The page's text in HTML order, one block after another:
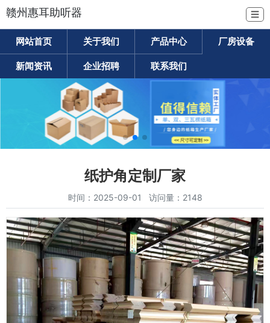
赣州惠耳助听器 ☰
网站首页 关于我们 产品中心 厂房设备
新闻资讯 企业招聘 联系我们
纸护角定制厂家
时间：2025-09-01 访问量：2148